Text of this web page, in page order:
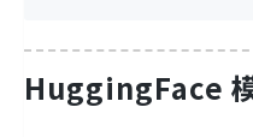
HuggingFace